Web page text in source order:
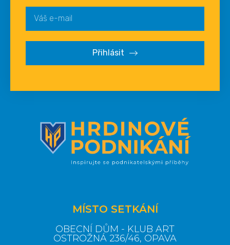
Přihlásit
MÍSTO SETKÁNÍ
OBECNÍ DŮM - KLUB ART
OSTROŽNÁ 236/46, OPAVA